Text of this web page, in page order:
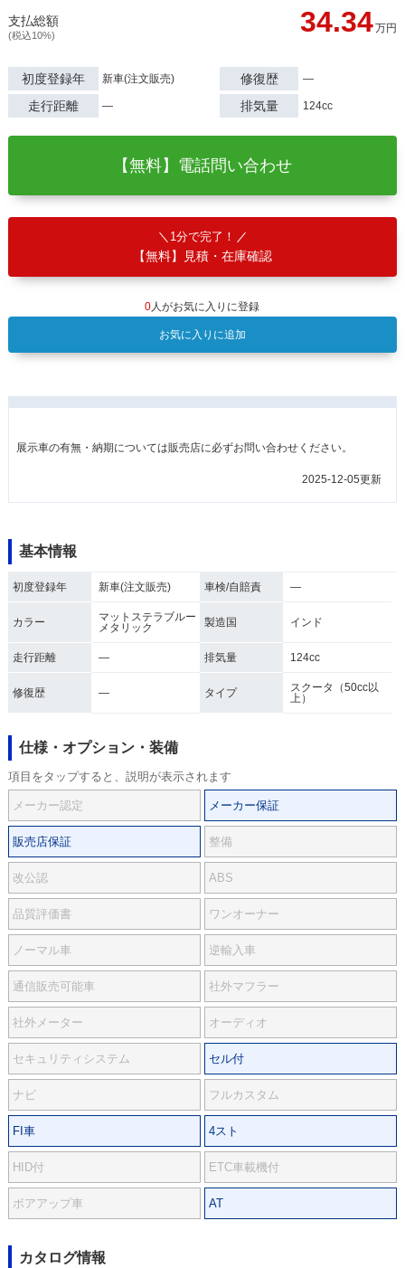
支払総額
(税込10%) 34.34万円
初度登録年 新車(注文販売) 修復歴 ―
走行距離 ― 排気量 124cc
【無料】電話問い合わせ
1分で完了！
【無料】見積・在庫確認
0人がお気に入りに登録
お気に入りに追加
展示車の有無・納期については販売店に必ずお問い合わせください。
2025-12-05更新
基本情報
初度登録年 新車(注文販売) 車検/自賠責 ―
カラー
マットステラブルー
メタリック
製造国 インド
走行距離 ― 排気量 124cc
修復歴 ― タイプ
スクータ（50cc以
上）
仕様・オプション・装備
項目をタップすると、説明が表示されます
メーカー認定 メーカー保証
販売店保証 整備
改公認 ABS
品質評価書 ワンオーナー
ノーマル車 逆輸入車
通信販売可能車 社外マフラー
社外メーター オーディオ
セキュリティシステム セル付
ナビ フルカスタム
FI車 4スト
HID付 ETC車載機付
ボアアップ車 AT
カタログ情報